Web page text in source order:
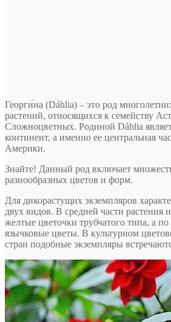
Георги́на (Dáhlia) – это род
растений, относящихся к семейству
Сложноцветных. Родиной Dáhlia
континент, а именно ее центральная
Америки.
Знайте! Данный род включает
разнообразных цветов и форм.
Для дикорастущих экземпляров
двух видов. В средней части растения
желтые цветочки трубчатого типа, а
язычковые цветы. В культурном
стран подобные экземпляры